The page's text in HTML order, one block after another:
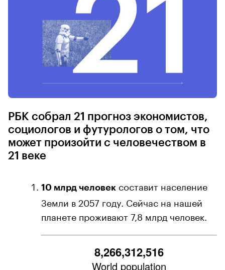
РБК собрал 21 прогноз экономистов,
социологов и футурологов о том, что
может произойти с человечеством в
21 веке
10 млрд человек составит население
Земли в 2057 году. Сейчас на нашей
планете проживают 7,8 млрд человек.